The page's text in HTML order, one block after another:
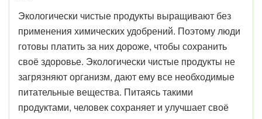
Экологически чистые продукты выращивают без
применения химических удобрений. Поэтому люди
готовы платить за них дороже, чтобы сохранить
своё здоровье. Экологически чистые продукты не
загрязняют организм, дают ему все необходимые
питательные вещества. Питаясь такими
продуктами, человек сохраняет и улучшает своё